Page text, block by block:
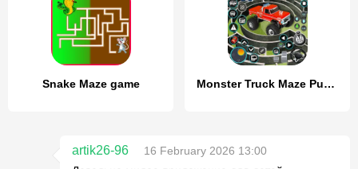
Snake Maze game Monster Truck Maze Puzzle Game
artik26-96
16 February 2026 13:00